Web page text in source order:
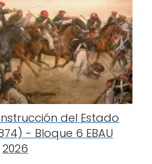
del Estado
- Bloque 6 EBAU
2026